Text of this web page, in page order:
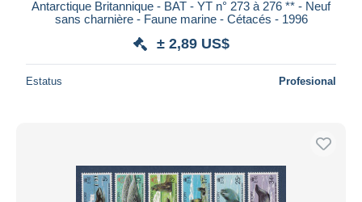
Antarctique Britannique - BAT - YT n° 273 à 276 ** - Neuf
sans charnière - Faune marine - Cétacés - 1996
± 2,89 US$
Estatus Profesional